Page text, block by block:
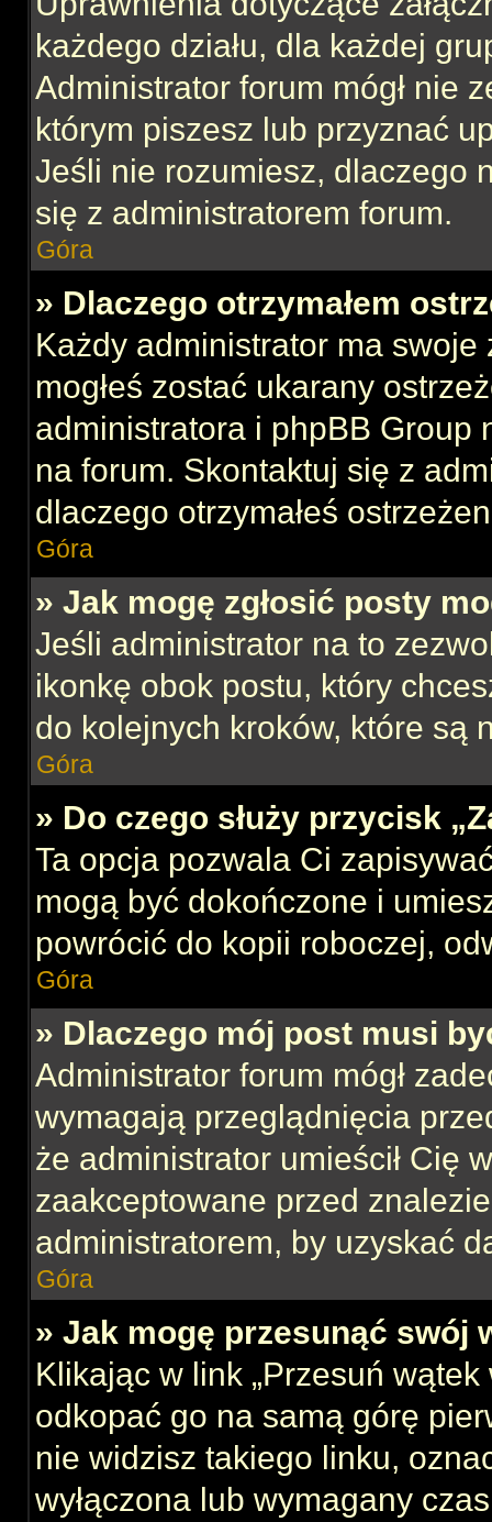
każdego działu, dla każdej
Administrator forum mógł nie
którym piszesz lub przyznać
Jeśli nie rozumiesz, dlaczego
się z administratorem forum.
Góra
» Dlaczego otrzymałem
Każdy administrator ma swoje
mogłeś zostać ukarany
administratora i phpBB Group
na forum. Skontaktuj się z
dlaczego otrzymałeś
Góra
» Jak mogę zgłosić posty
Jeśli administrator na to
ikonkę obok postu, który
do kolejnych kroków, które są
Góra
» Do czego służy przycisk
Ta opcja pozwala Ci
mogą być dokończone i
powrócić do kopii roboczej,
Góra
» Dlaczego mój post musi
Administrator forum mógł
wymagają przeglądnięcia
że administrator umieścił Cię
zaakceptowane przed
administratorem, by uzyskać
Góra
» Jak mogę przesunąć swój
Klikając w link „Przesuń
odkopać go na samą górę
nie widzisz takiego linku,
wyłączona lub wymagany